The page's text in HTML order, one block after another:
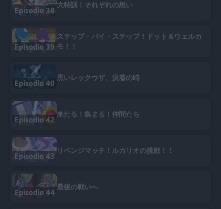
Episodio 38
大特訓！それぞれの想い
Episodio 39
ステップ・バイ・ステップ！ドット＆ウェルカ
モ！！
Episodio 40
黒いレックウザ、決着の時
Episodio 42
来たる！集まる！仲間たち
Episodio 43
リベンジマッチ！ルカリオの挑戦！！
Episodio 44
最後の戦いへ